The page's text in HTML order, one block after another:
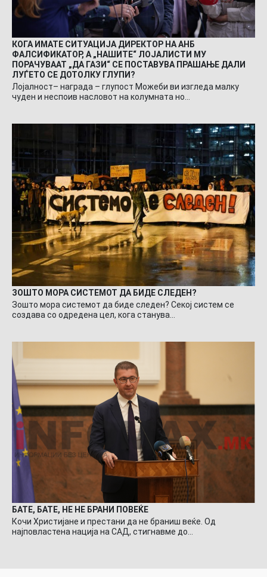
КОГА ИМАТЕ СИТУАЦИЈА ДИРЕКТОР НА АНБ
ФАЛСИФИКАТОР, А „НАШИТЕ“ ЛОЈАЛИСТИ МУ
ПОРАЧУВААТ „ДА ГАЗИ“ СЕ ПОСТАВУВА ПРАШАЊЕ ДАЛИ
ЛУЃЕТО СЕ ДОТОЛКУ ГЛУПИ?
Лојалност– награда – глупост Можеби ви изгледа малку
чуден и неспоив насловот на колумната но…
ЗОШТО МОРА СИСТЕМОТ ДА БИДЕ СЛЕДЕН?
Зошто мора системот да биде следен? Секој систем се
создава со одредена цел, кога станува…
БАТЕ, БАТЕ, НЕ НЕ БРАНИ ПОВЕЌЕ
Кочи Христијане и престани да не браниш веќе. Од
најповластена нација на САД, стигнавме до…